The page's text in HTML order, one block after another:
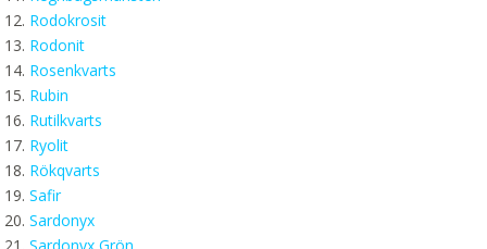
Rodokrosit
Rodonit
Rosenkvarts
Rubin
Rutilkvarts
Ryolit
Rökqvarts
Safir
Sardonyx